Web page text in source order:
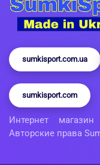
sumkisport.com.ua
sumkisport.com
Интернет
Авторские права